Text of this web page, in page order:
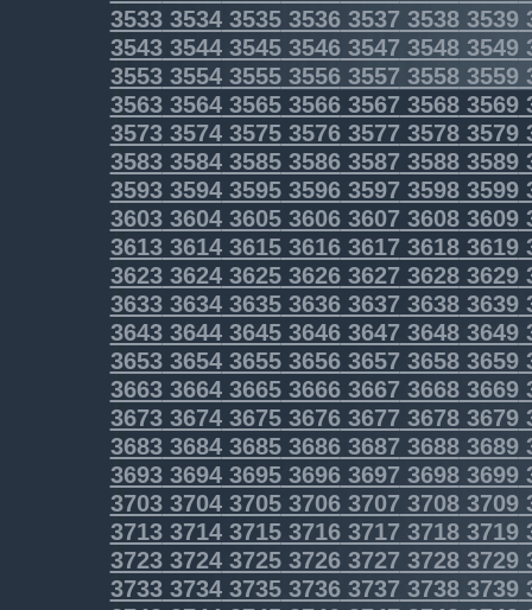
35333534353535363537 35383539
35433544354535463547 35483549
35533554355535563557 35583559
3563356435653566356735683569
3573357435753576357735783579
3583358435853586358735883589
3593359435953596359735983599
3603360436053606360736083609
3613361436153616361736183619
3623362436253626362736283629
3633363436353636363736383639
3643364436453646364736483649
3653365436553656365736583659
3663366436653666366736683669
3673367436753676367736783679
3683368436853686368736883689
3693369436953696369736983699
3703370437053706370737083709
3713371437153716371737183719
37233724372537263727 37283729
37333734373537363737 37383739